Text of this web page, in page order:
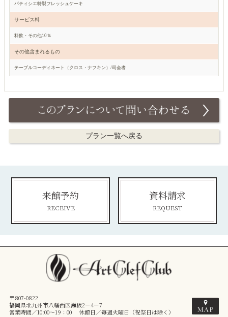
パティシエ特製フレッシュケーキ
サービス料
料飲・その他10％
その他含まれるもの
テーブルコーディネート（クロス・ナフキン）/司会者
プラン一覧へ戻る
来館予約
RECEIVE
資料請求
REQUEST
〒807-0822
福岡県北九州市八幡西区瀬板2－4－7
営業時間／10:00～19：00 休館日／毎週火曜日（祝祭日は除く）